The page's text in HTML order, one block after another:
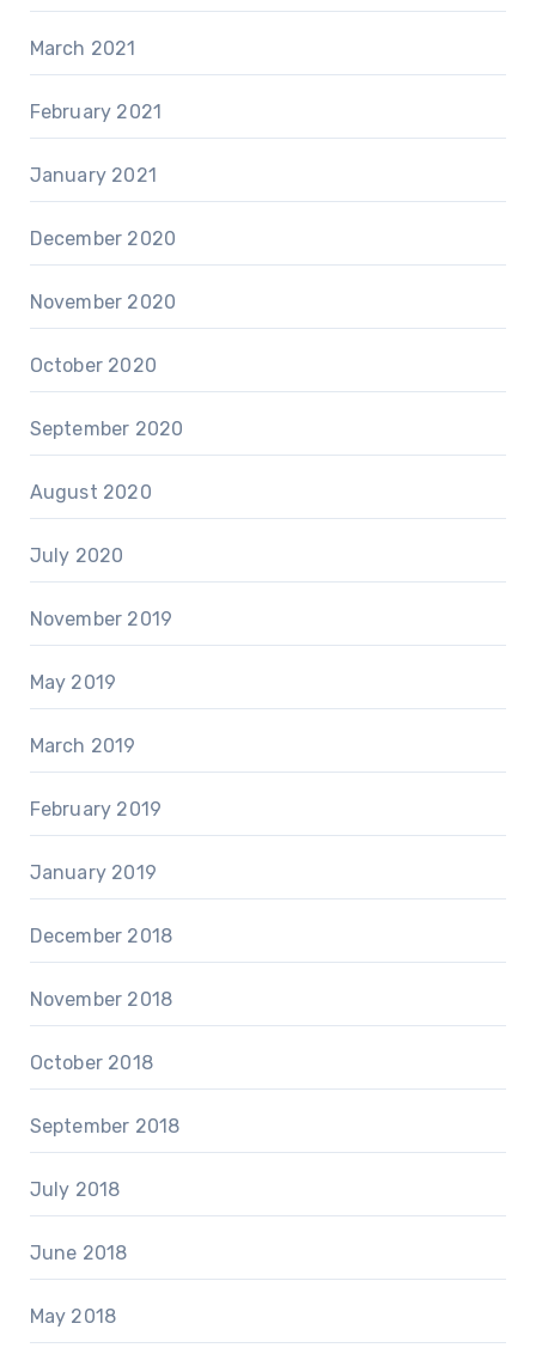
March 2021
February 2021
January 2021
December 2020
November 2020
October 2020
September 2020
August 2020
July 2020
November 2019
May 2019
March 2019
February 2019
January 2019
December 2018
November 2018
October 2018
September 2018
July 2018
June 2018
May 2018